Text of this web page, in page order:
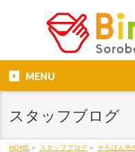
MENU
スタッフブログ
HOME » スタッフブログ » そろばん先